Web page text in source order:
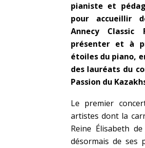
pianiste et
pour accueillir
Annecy Classic
présenter et à
étoiles du piano,
des lauréats du
Passion du
Le premier
artistes dont la
Reine Élisabeth
désormais de ses